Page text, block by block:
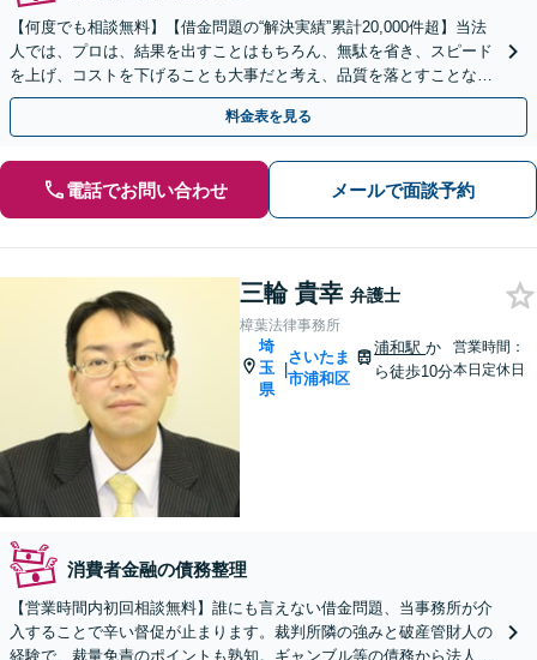
【何度でも相談無料】【借金問題の“解決実績”累計20,000件超】当法
人では、プロは、結果を出すことはもちろん、無駄を省き、スピード
を上げ、コストを下げることも大事だと考え、品質を落とすことな
く、費用を可能な限り安くすることにこだわります。
料金表を見る
電話でお問い合わせ メールで面談予約
三輪 貴幸 弁護士
樟葉法律事務所
埼
玉
県
|
さいたま
市浦和区
浦和駅か
ら徒歩10分
営業時間：
本日定休日
消費者金融の債務整理
【営業時間内初回相談無料】誰にも言えない借金問題、当事務所が介
入することで辛い督促が止まります。裁判所隣の強みと破産管財人の
経験で、裁量免責のポイントも熟知。ギャンブル等の債務から法人破